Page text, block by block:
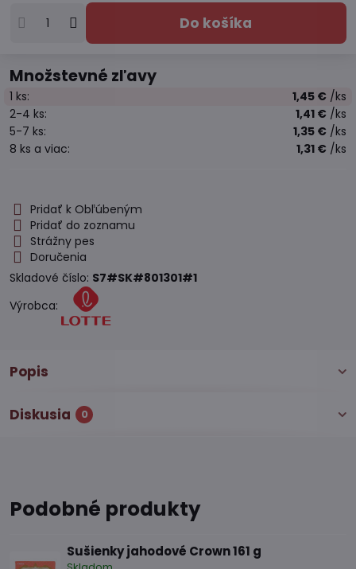
Do košíka
Množstevné zľavy
1 ks: 1,45 € /ks
2-4 ks: 1,41 € /ks
5-7 ks: 1,35 € /ks
8 ks a viac: 1,31 € /ks
Pridať k Obľúbeným
Pridať do zoznamu
Strážny pes
Doručenia
Skladové číslo: S7#SK#801301#1
Výrobca:
Popis
Diskusia 0
Podobné produkty
Sušienky jahodové Crown 161 g